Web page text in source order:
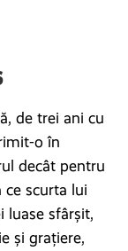
de trei ani cu
o în
decât pentru
scurta lui
luase sfârșit,
și grațiere,